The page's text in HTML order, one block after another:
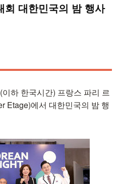
회 대한민국의 밤 행사
하 한국시간) 프랑스 파리 르
Etage)에서 대한민국의 밤 행